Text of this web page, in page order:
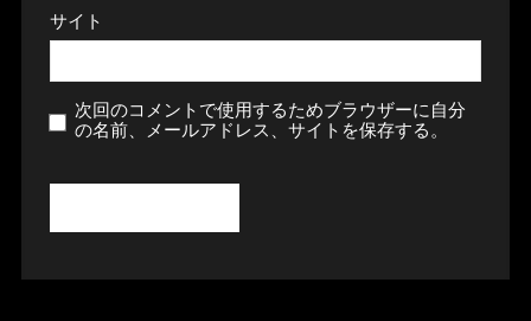
サイト
次回のコメントで使用するためブラウザーに自分
の名前、メールアドレス、サイトを保存する。